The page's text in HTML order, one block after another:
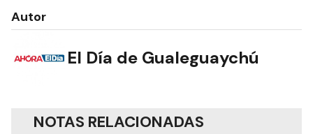
Autor
El Día de Gualeguaychú
NOTAS RELACIONADAS